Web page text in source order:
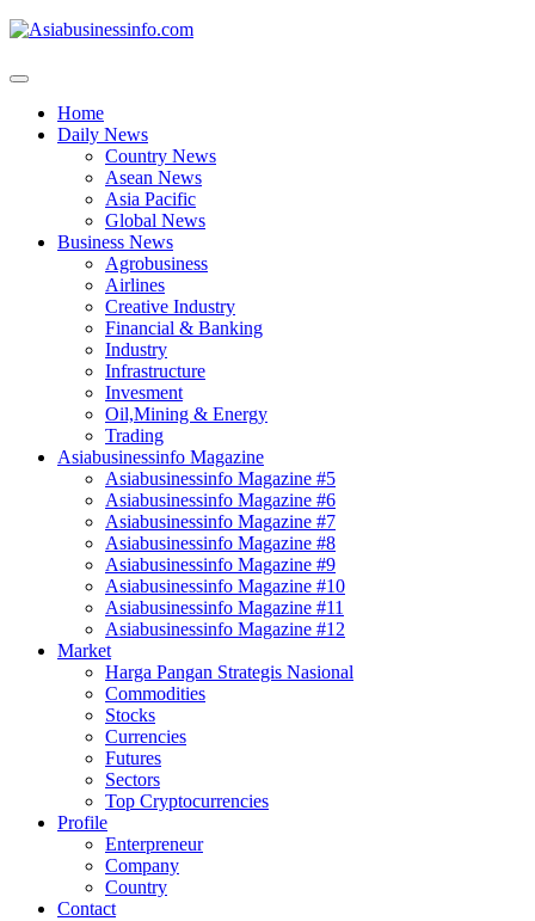
Home
Daily News
Country News
Asean News
Asia Pacific
Global News
Business News
Agrobusiness
Airlines
Creative Industry
Financial & Banking
Industry
Infrastructure
Invesment
Oil,Mining & Energy
Trading
Asiabusinessinfo Magazine
Asiabusinessinfo Magazine #5
Asiabusinessinfo Magazine #6
Asiabusinessinfo Magazine #7
Asiabusinessinfo Magazine #8
Asiabusinessinfo Magazine #9
Asiabusinessinfo Magazine #10
Asiabusinessinfo Magazine #11
Asiabusinessinfo Magazine #12
Market
Harga Pangan Strategis Nasional
Commodities
Stocks
Currencies
Futures
Sectors
Top Cryptocurrencies
Profile
Enterpreneur
Company
Country
Contact